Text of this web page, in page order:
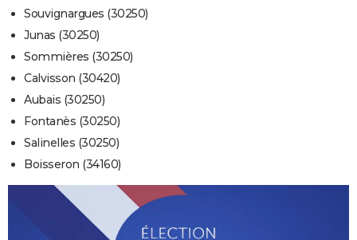
Souvignargues (30250)
Junas (30250)
Sommières (30250)
Calvisson (30420)
Aubais (30250)
Fontanès (30250)
Salinelles (30250)
Boisseron (34160)